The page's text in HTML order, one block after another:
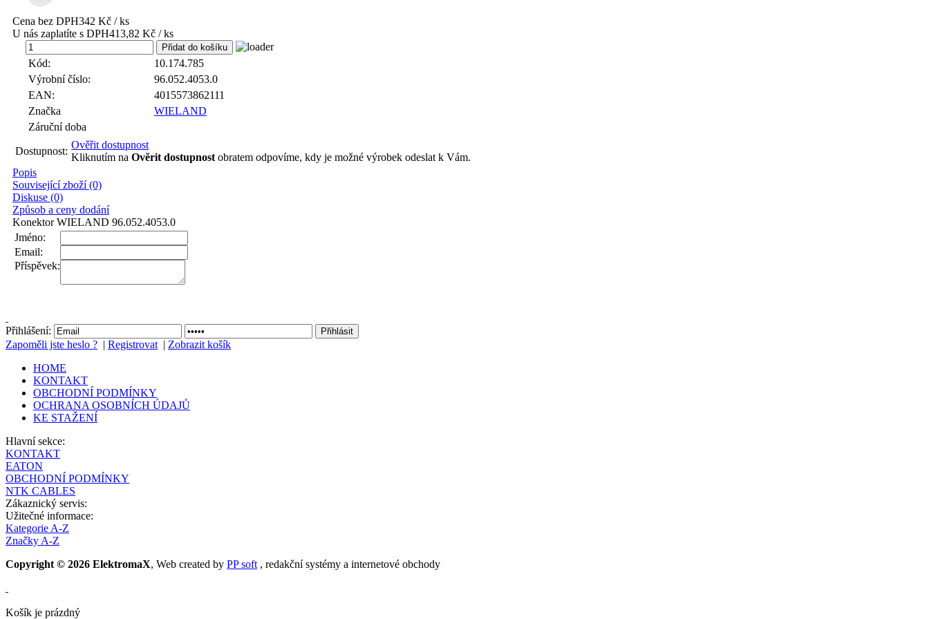
Cena bez DPH342 Kč / ks
U nás zaplatíte s DPH413,82 Kč / ks
Kód:
10.174.785
Výrobní číslo:
96.052.4053.0
EAN:
4015573862111
Značka
WIELAND
Záruční doba
Dostupnost:
Ověřit dostupnost
Kliknutím na Ověrit dostupnost obratem odpovíme, kdy je možné výrobek odeslat k Vám.
Popis
Související zboží (0)
Diskuse (0)
Způsob a ceny dodání
Konektor WIELAND 96.052.4053.0
Jméno:
Email:
Příspěvek:
Přihlášení:
Zapoměli jste heslo ? | Registrovat | Zobrazit košík
HOME
KONTAKT
OBCHODNÍ PODMÍNKY
OCHRANA OSOBNÍCH ÚDAJŮ
KE STAŽENÍ
Hlavní sekce:
KONTAKT
EATON
OBCHODNÍ PODMÍNKY
NTK CABLES
Zákaznický servis:
Užitečné informace:
Kategorie A-Z
Značky A-Z
Copyright © 2026 ElektromaX, Web created by PP soft , redakční systémy a internetové obchody
Košík je prázdný